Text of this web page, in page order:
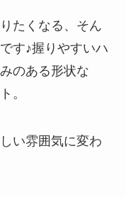
たくなる、そん
す♪握りやすいハ
のある形状な
。
い雰囲気に変わ